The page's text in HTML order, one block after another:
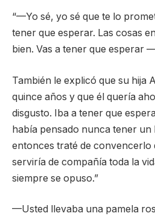
“—Yo sé, yo sé que te lo
tener que esperar. Las cosas
bien. Vas a tener que esperar
También le explicó que su hija
quince años y que él quería
disgusto. Iba a tener que
había pensado nunca tener un
entonces traté de convencerlo
serviría de compañía toda la
siempre se opuso.”
—Usted llevaba una pamela